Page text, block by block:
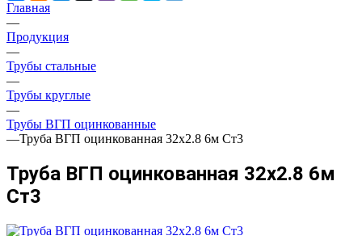
Главная
—
Продукция
—
Трубы стальные
—
Трубы круглые
—
Трубы ВГП оцинкованные
—Труба ВГП оцинкованная 32х2.8 6м Ст3
Труба ВГП оцинкованная 32х2.8 6м
Ст3